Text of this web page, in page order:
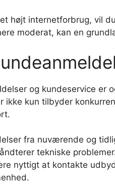
højt internetforbrug, vil
moderat, kan en
og kundeservice er
ikke kun tilbyder
fra nuværende og
tekniske
nyttigt at kontakte